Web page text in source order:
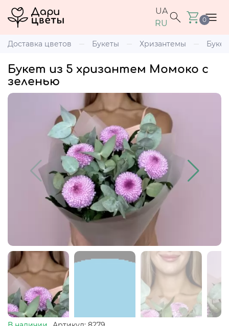
UA
RU
0
Доставка цветов Букеты Хризантемы
Букет из 5 хризантем Момоко с
зеленью